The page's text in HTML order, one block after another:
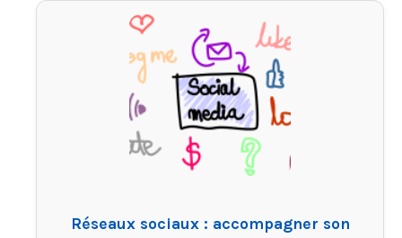
Réseaux sociaux : accompagner son